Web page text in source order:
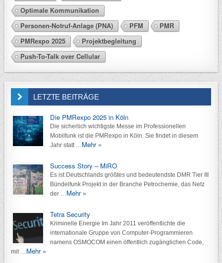
Optimale Kommunikation
Personen-Notruf-Anlage (PNA)
PFM
PMR
PMRexpo 2025
Projektbegleitung
Push-To-Talk over Cellular
LETZTE BEITRÄGE
Die PMRexpo 2025 in Köln
Die sicherlich wichtigste Messe im Professionellen
Mobilfunk ist die PMRexpo in Köln. Sie findet in diesem
Jahr statt … Mehr »
Success Story – MiRO
Es ist Deutschlands größtes und bedeutendste DMR Tier III
Bündelfunk Projekt in der Branche Petrochemie, das Netz
der … Mehr »
Tetra Security
Kriminelle Energie Im Jahr 2011 veröffentlichte die
internationale Gruppe von Computer-Programmieren
namens OSMOCOM einen öffentlich zugänglichen Code,
mit … Mehr »